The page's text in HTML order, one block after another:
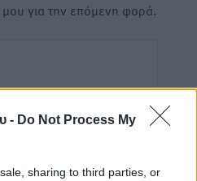
- Do Not Process My
sharing to third parties, or
μου για την επόμενη φορά.